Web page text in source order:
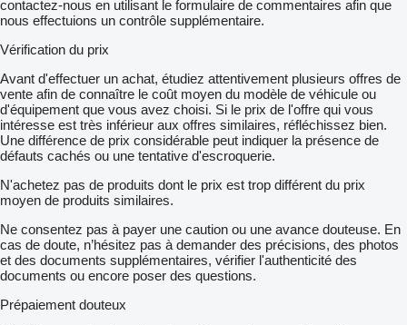
contactez-nous en utilisant le formulaire de commentaires afin que
nous effectuions un contrôle supplémentaire.
Vérification du prix
Avant d'effectuer un achat, étudiez attentivement plusieurs offres de
vente afin de connaître le coût moyen du modèle de véhicule ou
d'équipement que vous avez choisi. Si le prix de l'offre qui vous
intéresse est très inférieur aux offres similaires, réfléchissez bien.
Une différence de prix considérable peut indiquer la présence de
défauts cachés ou une tentative d'escroquerie.
N'achetez pas de produits dont le prix est trop différent du prix
moyen de produits similaires.
Ne consentez pas à payer une caution ou une avance douteuse. En
cas de doute, n’hésitez pas à demander des précisions, des photos
et des documents supplémentaires, vérifier l'authenticité des
documents ou encore poser des questions.
Prépaiement douteux